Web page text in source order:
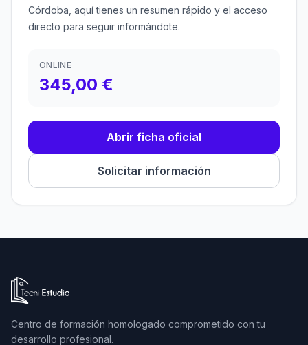
Córdoba, aquí tienes un resumen rápido y el acceso
directo para seguir informándote.
ONLINE
345,00 €
Abrir ficha oficial
Solicitar información
Ir a la página de inicio de Tecni Estudio
Centro de formación homologado comprometido con tu
desarrollo profesional.